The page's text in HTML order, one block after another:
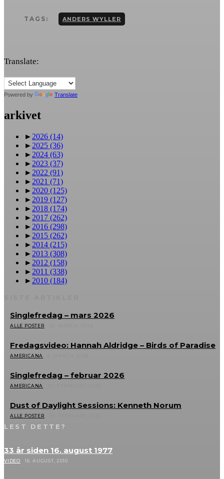
TAGS: ANDERS WYLLER
Translate:
Powered by Translate
arkivet
► 2026 (14)
► 2025 (36)
► 2024 (63)
► 2023 (37)
► 2022 (91)
► 2021 (71)
► 2020 (125)
► 2019 (127)
► 2018 (174)
► 2017 (262)
► 2016 (298)
► 2015 (262)
► 2014 (215)
► 2013 (308)
► 2012 (158)
► 2011 (338)
► 2010 (184)
Singlefredag – mars 2026
ALLE POSTER
Fredagsvideo: Hannah Aldridge – Birds of Paradise
AMERICANA
Singlefredag – februar 2026
AMERICANA
Dust of Daylight Sessions: Kenneth Norum
ALLE POSTER
LEST DETTE?
33 år siden 16. august 1977
VIDEO 16. AUGUST, 2010